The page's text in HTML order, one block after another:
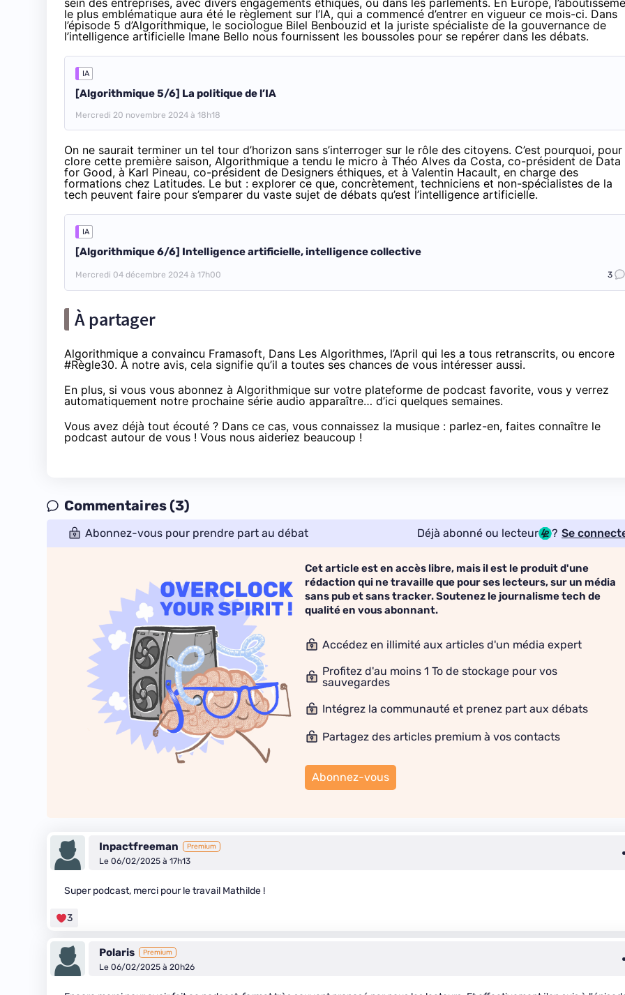
sein des entreprises, avec divers engagements éthiques, ou dans les parlements. En Europe,
le plus emblématique aura été le règlement sur l’IA, qui a commencé d’entrer en vigueur ce mois-ci. Dans
l’épisode 5 d’Algorithmique, le sociologue Bilel Benbouzid et la juriste spécialiste de la gouvernance de
l’intelligence artificielle Imane Bello nous fournissent les boussoles pour se repérer dans les débats.
IA
[Algorithmique 5/6] La politique de l’IA
Mercredi 20 novembre 2024 à 18h18
On ne saurait terminer un tel tour d’horizon sans s’interroger sur le rôle des citoyens. C’est pourquoi, pour
clore cette première saison, Algorithmique a tendu le micro à Théo Alves da Costa, co-président de Data
for Good, à Karl Pineau, co-président de Designers éthiques, et à Valentin Hacault, en charge des
formations chez Latitudes. Le but : explorer ce que, concrètement, techniciens et non-spécialistes de la
tech peuvent faire pour s’emparer du vaste sujet de débats qu’est l’intelligence artificielle.
IA
[Algorithmique 6/6] Intelligence artificielle, intelligence collective
Mercredi 04 décembre 2024 à 17h00 3
À partager
Algorithmique a convaincu Framasoft, Dans Les Algorithmes, l’April qui les a tous retranscrits, ou encore
#Règle30. À notre avis, cela signifie qu’il a toutes ses chances de vous intéresser aussi.
En plus, si vous vous abonnez à Algorithmique sur votre plateforme de podcast favorite, vous y verrez
automatiquement notre prochaine série audio apparaître… d’ici quelques semaines.
Vous avez déjà tout écouté ? Dans ce cas, vous connaissez la musique : parlez-en, faites connaître le
podcast autour de vous ! Vous nous aideriez beaucoup !
Commentaires (3)
Abonnez-vous pour prendre part au débat Déjà abonné ou lecteur ? Se
Cet article est en accès libre, mais il est le produit d'une
rédaction qui ne travaille que pour ses lecteurs, sur un média
sans pub et sans tracker. Soutenez le journalisme tech de
qualité en vous abonnant.
Accédez en illimité aux articles d'un média expert
Profitez d'au moins 1 To de stockage pour vos
sauvegardes
Intégrez la communauté et prenez part aux débats
Partagez des articles premium à vos contacts
Abonnez-vous
Inpactfreeman Premium
Le 06/02/2025 à 17h13
Super podcast, merci pour le travail Mathilde !
3
Polaris Premium
Le 06/02/2025 à 20h26